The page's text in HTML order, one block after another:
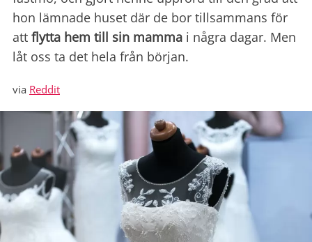
hon lämnade huset där de bor tillsammans för
att flytta hem till sin mamma i några dagar. Men
låt oss ta det hela från början.
via Reddit